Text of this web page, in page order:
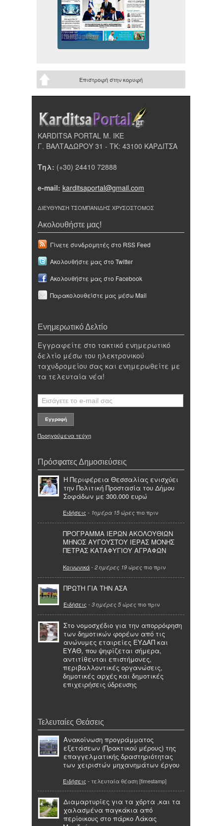
Επιστροφή στην κορυφή
KARDITSA PORTAL Μ. ΙΚΕ
Γ. ΒΑΛΤΑΔΩΡΟΥ 31 - ΤΚ: 43100 ΚΑΡΔΙΤΣΑ
Τηλ: (+30) 24410 72888
e-mail: karditsaportal@gmail.com
ΔΙΕΥΘΥΝΣΗ ΤΣΟΜΠΑΝΙΔΗΣ ΧΡΥΣΟΣΤΟΜΟΣ
Ακολουθήστε μας!
Γίνετε συνδρομητές στο RSS Feed
Ακολουθήστε μας στο Twitter
Ακολουθήστε μας στο Facebook
Παρακολουθείστε μας μέσω Mail
Ενημερωτικό Δελτίο
Εγγραφείτε στο τακτικό ενημερωτικό
δελτίο μέσω του ηλεκτρονικού
ταχυδρομείου σας και ενημερωθείτε με
τα τελευταία νέα!
Προηγούμενα τεύχη
Πρόσφατες Δημοσιεύσεις
Η Περιφέρεια Θεσσαλίας ενισχύει
την Πολιτική Προστασία του Δήμου
Σοφάδων με 300.000 ευρώ
Ειδήσεις - 1ημέρα 15 ώρες πιο πριν
ΠΡΟΓΡΑΜΜΑ ΙΕΡΩΝ ΑΚΟΛΟΥΘΙΩΝ
ΜΗΝΟΣ ΑΥΓΟΥΣΤΟΥ ΙΕΡΑΣ ΜΟΝΗΣ
ΠΕΤΡΑΣ ΚΑΤΑΦΥΓΙΟΥ ΑΓΡΑΦΩΝ
Κοινωνικά- 2 ημέρες 19 ώρες πιο πριν
ΠΡΩΤΗ ΓΙΑ ΤΗΝ ΑΣΑ
Ειδήσεις - 3 ημέρες 5 ώρες πιο πριν
Στο νομοσχέδιο για την απορρόφηση
των δημοτικών φορέων από τις
ανώνυμες εταιρείες ΕΥΔΑΠ και
ΕΥΑΘ, που ψηφίζεται σήμερα,
αντιτίθενται επιστήμονες,
περιβαλλοντικές οργανώσεις,
δημοτικές αρχές και δημοτικές
επιχειρήσεις ύδρευσης
Τελευταίες Θεάσεις
Ανακοίνωση προγράμματος
εξετάσεων (Πρακτικού μέρους) της
επαγγελματικής δραστηριότητας
των χειριστών μηχανημάτων έργου
Ειδήσεις - τελευταία θέαση [timestamp]
Διαμαρτυρίες για τα χόρτα ,και τα
χαλασμένα παγκάκια από
περίοικους στο πάρκο Λάκας